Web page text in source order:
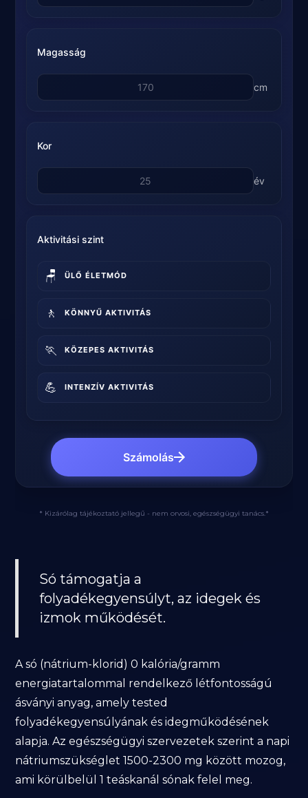
Magasság
cm
Kor
év
Aktivitási szint
🪑 ÜLŐ ÉLETMÓD
🚶 KÖNNYŰ AKTIVITÁS
🏃 KÖZEPES AKTIVITÁS
💪 INTENZÍV AKTIVITÁS
Számolás
* Kizárólag tájékoztató jellegű - nem orvosi, egészségügyi tanács.*
Só támogatja a
folyadékegyensúlyt, az idegek és
izmok működését.
A só (nátrium-klorid) 0 kalória/gramm
energiatartalommal rendelkező létfontosságú
ásványi anyag, amely tested
folyadékegyensúlyának és idegműködésének
alapja. Az egészségügyi szervezetek szerint a napi
nátriumszükséglet 1500-2300 mg között mozog,
ami körülbelül 1 teáskanál sónak felel meg.